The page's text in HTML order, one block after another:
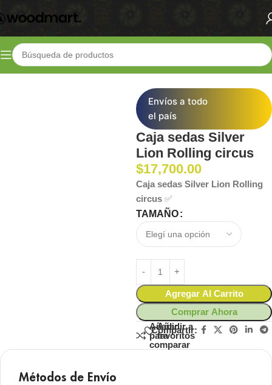
Inicio Shop Parafernalia Sedas
Envíos a todo
el país
Caja sedas Silver
Lion Rolling circus
$17,700.00
Caja sedas Silver Lion Rolling
circus ✅
TAMAÑO
Agregar Al Carrito
Comprar Ahora
Añadir
para
comparar
Añadir a
favoritos
Compartir:
Métodos de Envío